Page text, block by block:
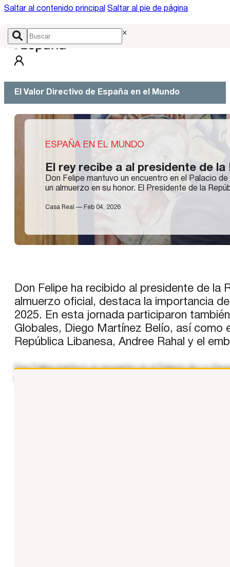
Saltar al contenido principal Saltar al pie de página
×
El Valor Directivo de España en el Mundo
ESPAÑA EN EL MUNDO
El rey recibe a al presidente de
Don Felipe mantuvo un encuentro en el Palacio
un almuerzo en su honor. El Presidente de la
Casa Real — Feb 04, 2026
Don Felipe ha recibido al presidente de
almuerzo oficial, destaca la importancia
2025. En esta jornada participaron
Globales, Diego Martínez Belío, así como
República Libanesa, Andree Rahal y el
Don Felipe mantuvo un encuentro en el Palacio de La